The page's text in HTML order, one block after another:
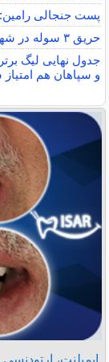
پست جنجالی رامین:
حریق ۳ سوله در شهرک صنعتی شمس‌آباد با ۲۶ مصدوم
جدول نهایی لیگ
و سپاهان هم
ایمپلنت،